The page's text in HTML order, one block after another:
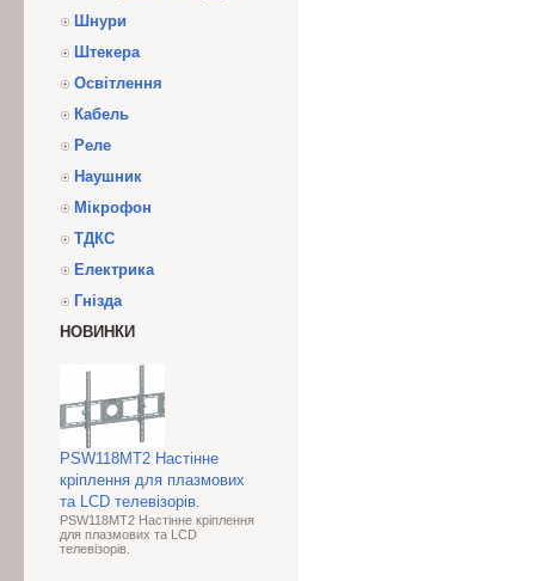
Шнури
Штекера
Освітлення
Кабель
Реле
Наушник
Мікрофон
ТДКС
Електрика
Гнізда
НОВИНКИ
PSW118MT2 Настінне
кріплення для плазмових
та LCD телевізорів.
PSW118MT2 Настінне кріплення
для плазмових та LCD
телевізорів.